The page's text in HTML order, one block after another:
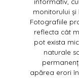
monitorului și
Fotografiile
reflecta cât
pot exista
naturale
apărea erori